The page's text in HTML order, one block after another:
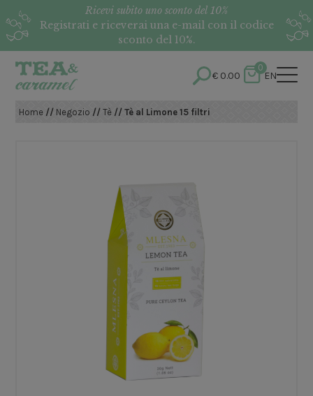
Ricevi subito uno sconto del 10%
Registrati e riceverai una e-mail con il codice
sconto del 10%.
€0.00
0
EN
Home // Negozio //Tè // Tè al Limone 15 filtri